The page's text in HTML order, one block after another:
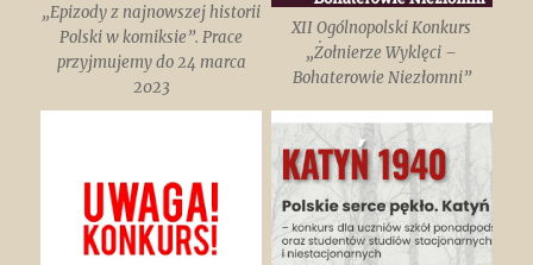
„Epizody z najnowszej historii
Polski w komiksie”. Prace
przyjmujemy do 24 marca
2023
XII Ogólnopolski Konkurs
„Żołnierze Wyklęci –
Bohaterowie Niezłomni”